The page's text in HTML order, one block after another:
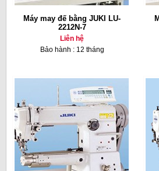
Máy may đế bằng JUKI LU-
2212N-7
Liên hệ
Bảo hành : 12 tháng